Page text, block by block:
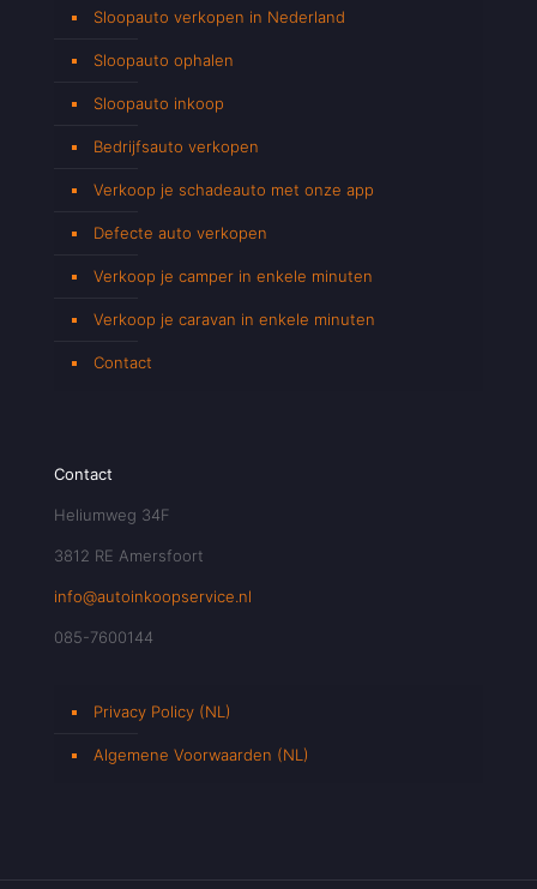
Sloopauto verkopen in Nederland
Sloopauto ophalen
Sloopauto inkoop
Bedrijfsauto verkopen
Verkoop je schadeauto met onze app
Defecte auto verkopen
Verkoop je camper in enkele minuten
Verkoop je caravan in enkele minuten
Contact
Contact
Heliumweg 34F
3812 RE Amersfoort
info@autoinkoopservice.nl
085-7600144
Privacy Policy (NL)
Algemene Voorwaarden (NL)